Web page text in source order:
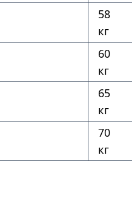
58
кг
60
кг
65
кг
70
кг